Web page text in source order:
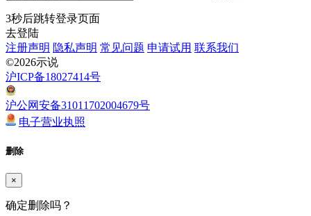
3秒后跳转登录页面
去登陆
注册声明 隐私声明 常见问题 申请试用 联系我们
©2026示说
沪ICP备18027414号
沪公网安备31011702004679号
电子营业执照
删除
×
确定删除吗？